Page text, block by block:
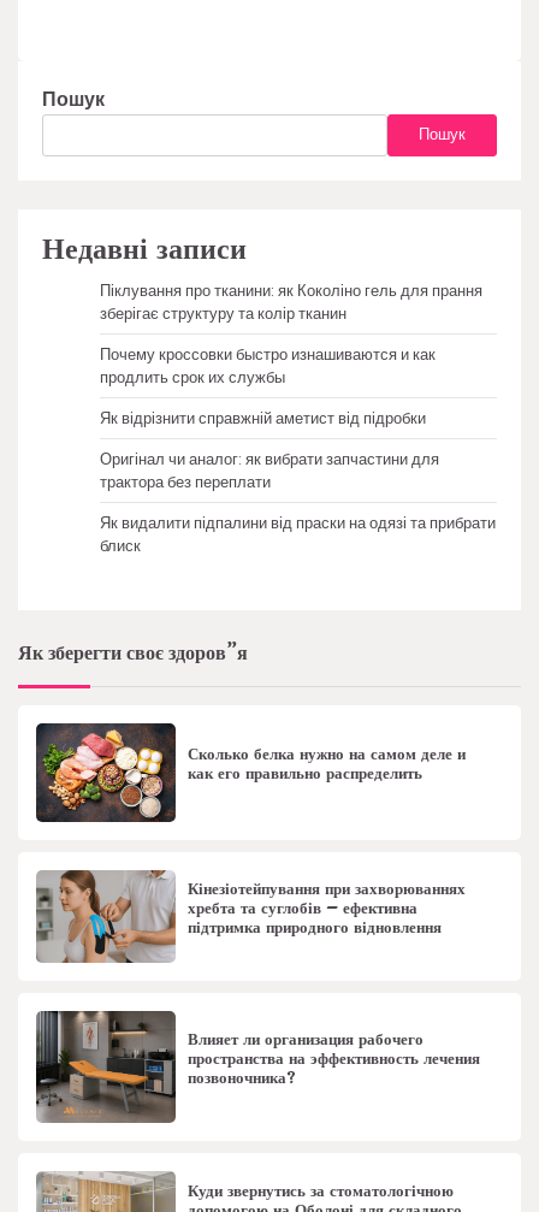
Пошук
Пошук
Недавні записи
Піклування про тканини: як Коколіно гель для прання
зберігає структуру та колір тканин
Почему кроссовки быстро изнашиваются и как
продлить срок их службы
Як відрізнити справжній аметист від підробки
Оригінал чи аналог: як вибрати запчастини для
трактора без переплати
Як видалити підпалини від праски на одязі та прибрати
блиск
Як зберегти своє здоров”я
Сколько белка нужно на самом деле и
как его правильно распределить
Кінезіотейпування при захворюваннях
хребта та суглобів – ефективна
підтримка природного відновлення
Влияет ли организация рабочего
пространства на эффективность лечения
позвоночника?
Куди звернутись за стоматологічною